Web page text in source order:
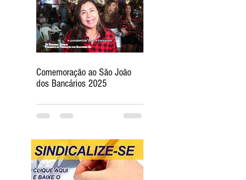
Comemoração ao São João
dos Bancários 2025